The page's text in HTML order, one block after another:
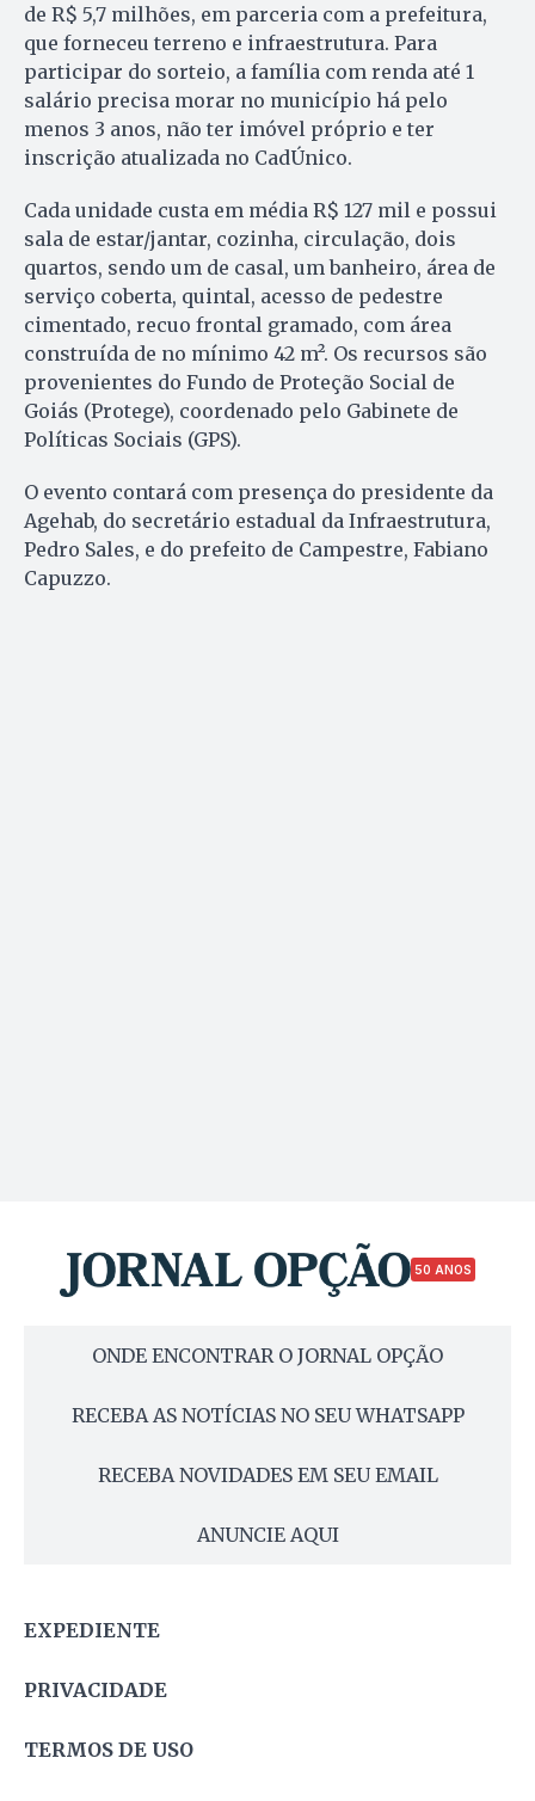
de R$ 5,7 milhões, em parceria com a prefeitura,
que forneceu terreno e infraestrutura. Para
participar do sorteio, a família com renda até 1
salário precisa morar no município há pelo
menos 3 anos, não ter imóvel próprio e ter
inscrição atualizada no CadÚnico.
Cada unidade custa em média R$ 127 mil e possui
sala de estar/jantar, cozinha, circulação, dois
quartos, sendo um de casal, um banheiro, área de
serviço coberta, quintal, acesso de pedestre
cimentado, recuo frontal gramado, com área
construída de no mínimo 42 m². Os recursos são
provenientes do Fundo de Proteção Social de
Goiás (Protege), coordenado pelo Gabinete de
Políticas Sociais (GPS).
O evento contará com presença do presidente da
Agehab, do secretário estadual da Infraestrutura,
Pedro Sales, e do prefeito de Campestre, Fabiano
Capuzzo.
50 ANOS
ONDE ENCONTRAR O JORNAL OPÇÃO
RECEBA AS NOTÍCIAS NO SEU WHATSAPP
RECEBA NOVIDADES EM SEU EMAIL
ANUNCIE AQUI
EXPEDIENTE
PRIVACIDADE
TERMOS DE USO